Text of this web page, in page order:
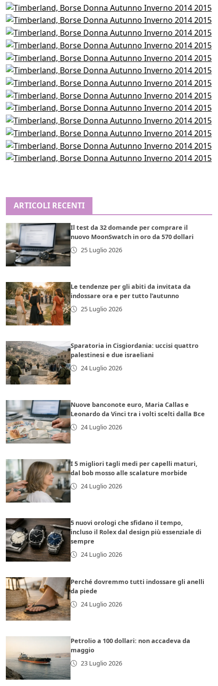
ARTICOLI RECENTI
Il test da 32 domande per comprare il
nuovo MoonSwatch in oro da 570 dollari
25 Luglio 2026
Le tendenze per gli abiti da invitata da
indossare ora e per tutto l’autunno
25 Luglio 2026
Sparatoria in Cisgiordania: uccisi quattro
palestinesi e due israeliani
24 Luglio 2026
Nuove banconote euro, Maria Callas e
Leonardo da Vinci tra i volti scelti dalla Bce
24 Luglio 2026
I 5 migliori tagli medi per capelli maturi,
dal bob mosso alle scalature morbide
24 Luglio 2026
5 nuovi orologi che sfidano il tempo,
incluso il Rolex dal design più essenziale di
sempre
24 Luglio 2026
Perché dovremmo tutti indossare gli anelli
da piede
24 Luglio 2026
Petrolio a 100 dollari: non accadeva da
maggio
23 Luglio 2026